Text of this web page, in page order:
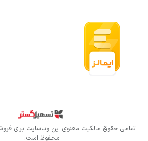
تمامی حقوق مالکیت معنوی این وب‌سایت برای
محفوظ است.